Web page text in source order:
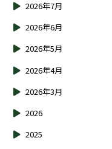
2026年7月
2026年6月
2026年5月
2026年4月
2026年3月
2026
2025